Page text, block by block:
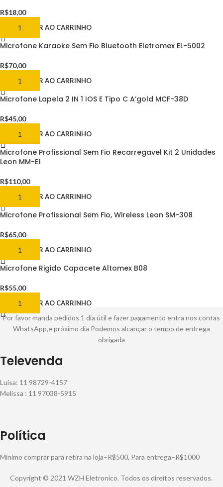
R$18,00
ADICIONAR AO CARRINHO
Microfone Karaoke Sem Fio Bluetooth Eletromex EL-5002
R$70,00
ADICIONAR AO CARRINHO
Microfone Lapela 2 IN 1 IOS E Tipo C A’gold MCF-38D
R$45,00
ADICIONAR AO CARRINHO
Microfone Profissional Sem Fio Recarregavel Kit 2 Unidades
Leon MM-E1
R$110,00
ADICIONAR AO CARRINHO
Microfone Profissional Sem Fio, Wireless Leon SM-308
R$65,00
ADICIONAR AO CARRINHO
Microfone Rigido Capacete Altomex B08
R$55,00
ADICIONAR AO CARRINHO
Por favor manda pedidos 1 dia útil e fazer pagamento entra nos contas
WhatsApp,e próximo dia Podemos alcançar o tempo de entrega
obrigada
Televenda
Luisa: 11 98729-4157
Melissa : 11 97038-5915
Política
Mínimo comprar para retira na loja–R$500, Para entrega–R$1000
Copyright © 2021 WZH Eletronico. Todos os direitos reservados.